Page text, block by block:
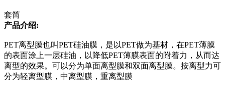
套筒
产品介绍:
PET离型膜也叫PET硅油膜，是以PET做为基材，在PET薄膜
的表面涂上一层硅油，以降低PET薄膜表面的附着力，从而达
离型的效果。可以分为单面离型膜和双面离型膜。按离型力可
分为轻离型膜，中离型膜，重离型膜